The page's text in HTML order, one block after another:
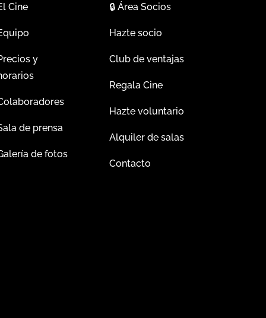
Cine
y
de prensa
de fotos
🔒Área Socios
Hazte socio
Club de ventajas
Regala Cine
Hazte voluntario
Alquiler de salas
Contacto